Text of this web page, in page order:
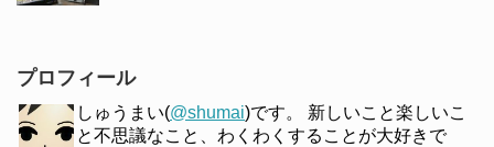
プロフィール
しゅうまい(@shumai)です。 新しいこと楽しいこ
と不思議なこと、わくわくすることが大好きで